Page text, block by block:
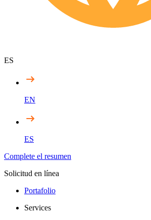
ES
EN
ES
Complete el resumen
Solicitud en línea
Portafolio
Services